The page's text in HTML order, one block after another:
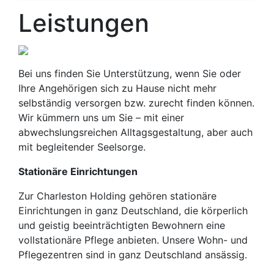
Leistungen
Bei uns finden Sie Unterstützung, wenn Sie oder
Ihre Angehörigen sich zu Hause nicht mehr
selbständig versorgen bzw. zurecht finden können.
Wir kümmern uns um Sie – mit einer
abwechslungsreichen Alltagsgestaltung, aber auch
mit begleitender Seelsorge.
Stationäre Einrichtungen
Zur Charleston Holding gehören stationäre
Einrichtungen in ganz Deutschland, die körperlich
und geistig beeinträchtigten Bewohnern eine
vollstationäre Pflege anbieten. Unsere Wohn- und
Pflegezentren sind in ganz Deutschland ansässig.